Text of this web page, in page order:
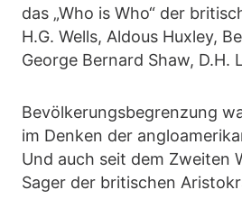
das „Who is Who“ der
H.G. Wells, Aldous Huxley,
George Bernard Shaw, D.H.
Bevölkerungsbegrenzung
im Denken der
Und auch seit dem Zweiten
Sager der britischen